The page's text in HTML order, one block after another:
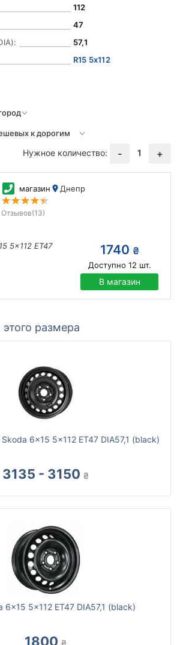
112
47
57,1
R15 5x112
Нужное количество:
- 1 +
магазин Днепр
Отзывов(13)
5x112 ET47
1740 ₴
Доступно 12 шт.
В магазин
размера
6x15 5x112 ET47 DIA57,1 (black)
3135 - 3150 ₴
6x15 5x112 ET47 DIA57,1 (black)
1800 ₴